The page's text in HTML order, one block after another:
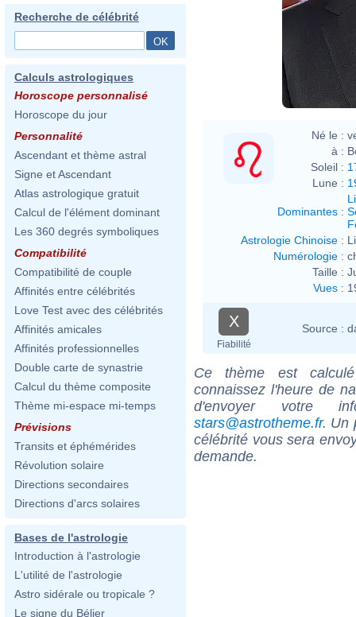
Recherche de célébrité
Calculs astrologiques
Horoscope personnalisé
Horoscope du jour
Personnalité
Ascendant et thème astral
Signe et Ascendant
Atlas astrologique gratuit
Calcul de l'élément dominant
Les 360 degrés symboliques
Compatibilité
Compatibilité de couple
Affinités entre célébrités
Love Test avec des célébrités
Affinités amicales
Affinités professionnelles
Double carte de synastrie
Calcul du thème composite
Thème mi-espace mi-temps
Prévisions
Transits et éphémérides
Révolution solaire
Directions secondaires
Directions d'arcs solaires
Bases de l'astrologie
Introduction à l'astrologie
L'utilité de l'astrologie
Astro sidérale ou tropicale ?
Le signe du Bélier
Né le :
à :
Soleil :
Lune :
Dominantes :
Astrologie Chinoise :
Numérologie :
Taille :
Vues :
X
Fiabilité
Source :
Ce thème est
connaissez l'heure de
d'envoyer votre
stars@astrotheme.fr. Un
célébrité vous sera
demande.